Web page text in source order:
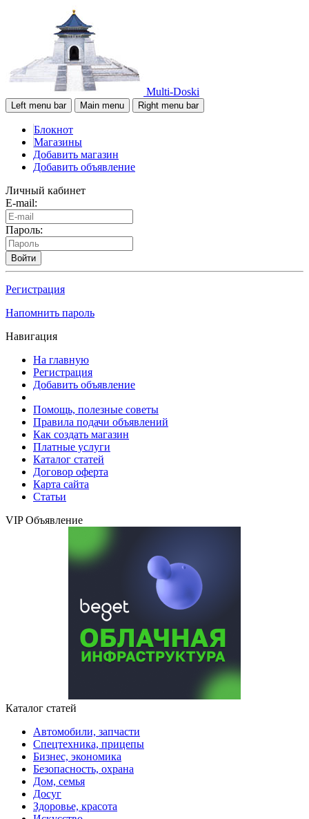
Multi-Doski
Left menu bar Main menu Right menu bar
Блокнот
Магазины
Добавить магазин
Добавить объявление
Личный кабинет
E-mail:
Пароль:
Войти
Регистрация
Напомнить пароль
Навигация
На главную
Регистрация
Добавить объявление
Помощь, полезные советы
Правила подачи объявлений
Как создать магазин
Платные услуги
Каталог статей
Договор оферта
Карта сайта
Статьи
VIP Объявление
Каталог статей
Автомобили, запчасти
Спецтехника, прицепы
Бизнес, экономика
Безопасность, охрана
Дом, семья
Досуг
Здоровье, красота